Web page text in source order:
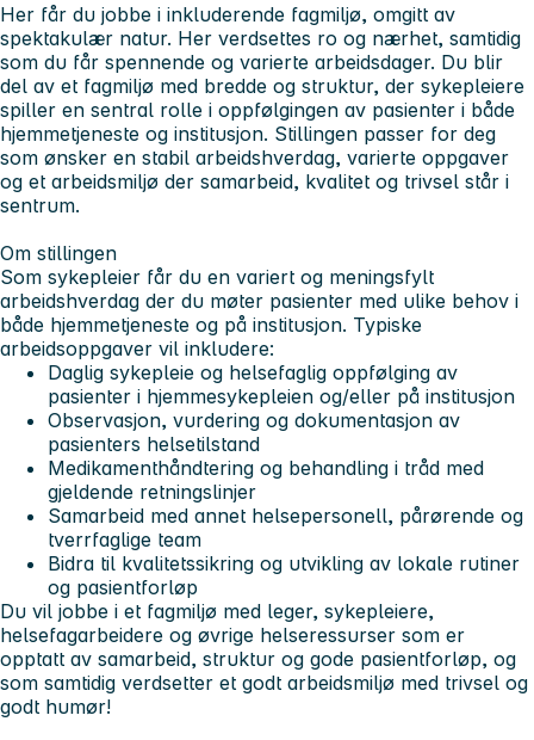
Her får du jobbe i inkluderende fagmiljø, omgitt av
spektakulær natur. Her verdsettes ro og nærhet, samtidig
som du får spennende og varierte arbeidsdager. Du blir
del av et fagmiljø med bredde og struktur, der sykepleiere
spiller en sentral rolle i oppfølgingen av pasienter i både
hjemmetjeneste og institusjon. Stillingen passer for deg
som ønsker en stabil arbeidshverdag, varierte oppgaver
og et arbeidsmiljø der samarbeid, kvalitet og trivsel står i
sentrum.
Om stillingen
Som sykepleier får du en variert og meningsfylt
arbeidshverdag der du møter pasienter med ulike behov i
både hjemmetjeneste og på institusjon. Typiske
arbeidsoppgaver vil inkludere:
Daglig sykepleie og helsefaglig oppfølging av
pasienter i hjemmesykepleien og/eller på institusjon
Observasjon, vurdering og dokumentasjon av
pasienters helsetilstand
Medikamenthåndtering og behandling i tråd med
gjeldende retningslinjer
Samarbeid med annet helsepersonell, pårørende og
tverrfaglige team
Bidra til kvalitetssikring og utvikling av lokale rutiner
og pasientforløp
Du vil jobbe i et fagmiljø med leger, sykepleiere,
helsefagarbeidere og øvrige helseressurser som er
opptatt av samarbeid, struktur og gode pasientforløp, og
som samtidig verdsetter et godt arbeidsmiljø med trivsel og
godt humør!